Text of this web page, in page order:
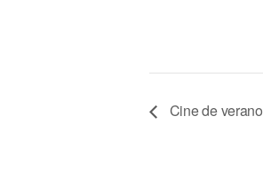
Cine de